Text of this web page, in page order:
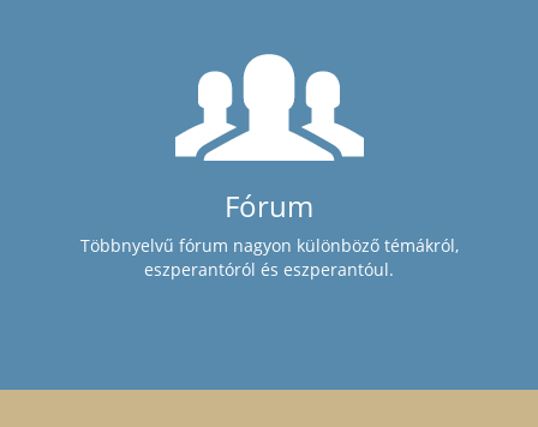
Fórum
Többnyelvű fórum nagyon különböző témákról,
eszperantóról és eszperantóul.